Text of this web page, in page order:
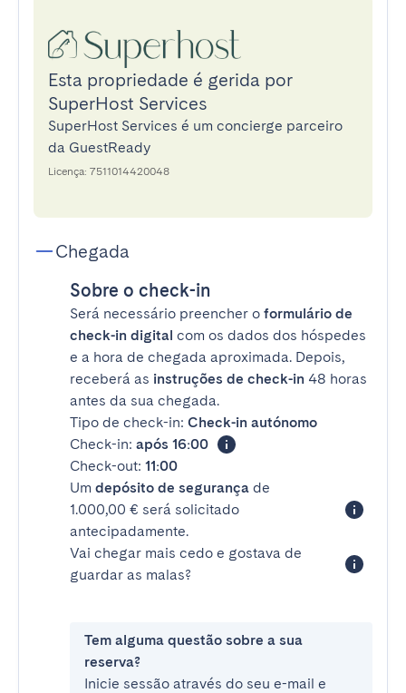
Esta propriedade é gerida por
SuperHost Services
SuperHost Services é um concierge parceiro
da GuestReady
Licença: 7511014420048
Chegada
Sobre o check-in
Será necessário preencher o formulário de
check-in digital com os dados dos hóspedes
e a hora de chegada aproximada. Depois,
receberá as instruções de check-in 48 horas
antes da sua chegada.
Tipo de check-in: Check-in autónomo
Check-in: após 16:00
Check-out: 11:00
Um depósito de segurança de
1.000,00 € será solicitado
antecipadamente.
Vai chegar mais cedo e gostava de
guardar as malas?
Tem alguma questão sobre a sua
reserva?
Inicie sessão através do seu e-mail e